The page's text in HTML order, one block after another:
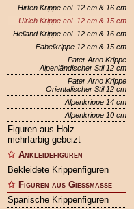
Hirten Krippe col. 12 cm & 16 cm
Ulrich Krippe col. 12 cm & 15 cm
Heiland Krippe col. 12 cm & 16 cm
Fabelkrippe 12 cm & 15 cm
Pater Arno Krippe
Alpenländischer Stil 12 cm
Pater Arno Krippe
Orientalischer Stil 12 cm
Alpenkrippe 14 cm
Alpenkrippe 10 cm
Figuren aus Holz
mehrfarbig gebeizt
Ankleidefiguren
Bekleidete Krippenfiguren
Figuren aus Gießmasse
Spanische Krippenfiguren